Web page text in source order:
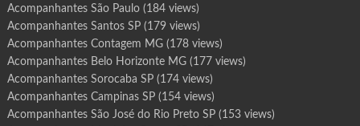
Acompanhantes São Paulo(184 views)
Acompanhantes Santos SP(179 views)
Acompanhantes Contagem MG(178 views)
Acompanhantes Belo Horizonte MG(177 views)
Acompanhantes Sorocaba SP(174 views)
Acompanhantes Campinas SP(154 views)
Acompanhantes São José do Rio Preto SP(153 views)